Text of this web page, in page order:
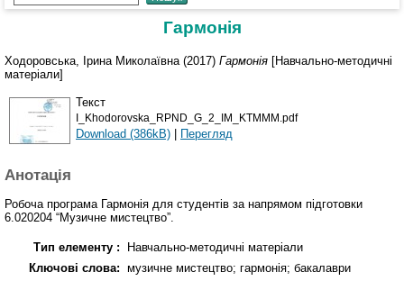
Гармонія
Ходоровська, Ірина Миколаївна (2017) Гармонія [Навчально-методичні
матеріали]
Текст
I_Khodorovska_RPND_G_2_IM_KTMMM.pdf
Download (386kB) | Перегляд
Анотація
Робоча програма Гармонія для студентів за напрямом підготовки
6.020204 “Музичне мистецтво”.
Тип елементу :
Навчально-методичні матеріали
Ключові слова: музичне мистецтво; гармонія; бакалаври